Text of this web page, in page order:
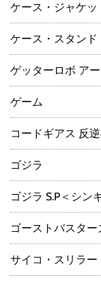
ケース・ジャケッ
ケース・スタンド
ゲッターロボ ア
ゲーム
コードギアス 反
ゴジラ
ゴジラ S.P＜シン
ゴーストバスター
サイコ・スリラー